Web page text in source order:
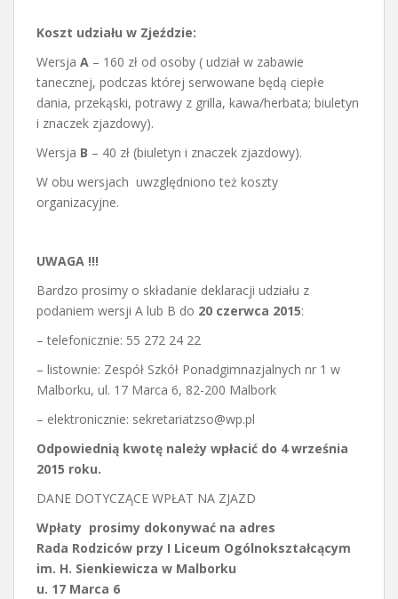
Koszt udziału w Zjeździe:
Wersja A – 160 zł od osoby ( udział w zabawie
tanecznej, podczas której serwowane będą ciepłe
dania, przekąski, potrawy z grilla, kawa/herbata; biuletyn
i znaczek zjazdowy).
Wersja B – 40 zł (biuletyn i znaczek zjazdowy).
W obu wersjach uwzględniono też koszty
organizacyjne.
UWAGA !!!
Bardzo prosimy o składanie deklaracji udziału z
podaniem wersji A lub B do 20 czerwca 2015:
– telefonicznie: 55 272 24 22
– listownie: Zespół Szkół Ponadgimnazjalnych nr 1 w
Malborku, ul. 17 Marca 6, 82-200 Malbork
– elektronicznie: sekretariatzso@wp.pl
Odpowiednią kwotę należy wpłacić do 4 września
2015 roku.
DANE DOTYCZĄCE WPŁAT NA ZJAZD
Wpłaty prosimy dokonywać na adres
Rada Rodziców przy I Liceum Ogólnokształcącym
im. H. Sienkiewicza w Malborku
u. 17 Marca 6